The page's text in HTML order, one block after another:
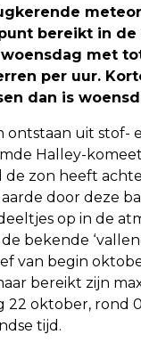
bereikt in de
met
per uur.
dan is
ontstaan uit stof-
Halley-
de zon heeft
door deze
op in de
bekende
van begin
bereikt zijn
22 oktober, rond
tijd.